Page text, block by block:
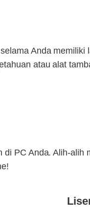
Anda
atau alat
PC Anda. Alih-